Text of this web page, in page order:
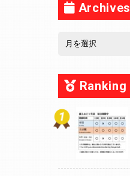
Archives
Ranking